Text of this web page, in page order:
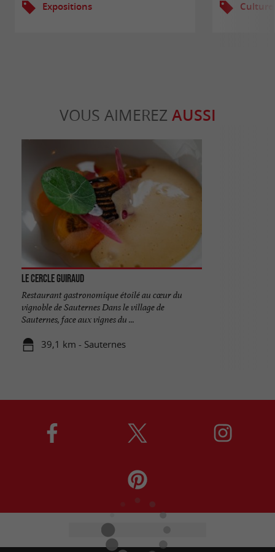
Expositions Culture
VOUS AIMEREZ AUSSI
Le Cercle Guiraud
Restaurant gastronomique étoilé au cœur du
vignoble de Sauternes Dans le village de
Sauternes, face aux vignes du ...
39,1 km - Sauternes